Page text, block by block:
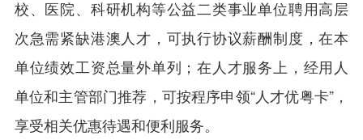
校、医院、科研机构等公益二类事业单位聘用高层
次急需紧缺港澳人才，可执行协议薪酬制度，在本
单位绩效工资总量外单列；在人才服务上，经用人
单位和主管部门推荐，可按程序申领“人才优粤卡”，
享受相关优惠待遇和便利服务。